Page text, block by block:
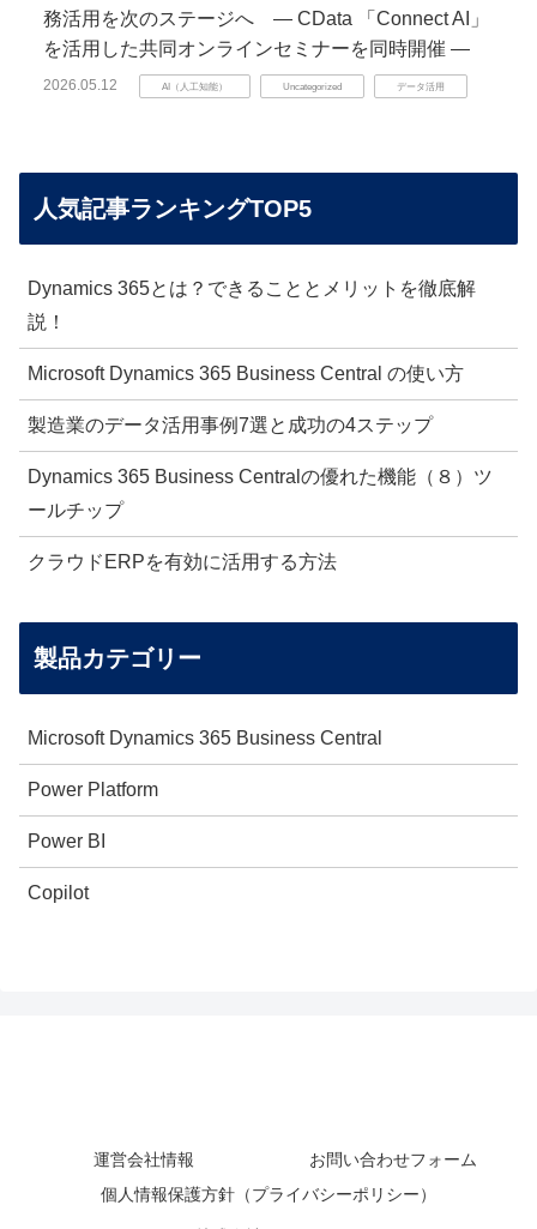
務活用を次のステージへ ― CData 「Connect AI」
を活用した共同オンラインセミナーを同時開催 ―
2026.05.12 AI（人工知能） Uncategorized データ活用
人気記事ランキングTOP5
Dynamics 365とは？できることとメリットを徹底解
説！
Microsoft Dynamics 365 Business Central の使い方
製造業のデータ活用事例7選と成功の4ステップ
Dynamics 365 Business Centralの優れた機能（８）ツ
ールチップ
クラウドERPを有効に活用する方法
製品カテゴリー
Microsoft Dynamics 365 Business Central
Power Platform
Power BI
Copilot
運営会社情報
お問い合わせフォーム
個人情報保護方針（プライバシーポリシー）